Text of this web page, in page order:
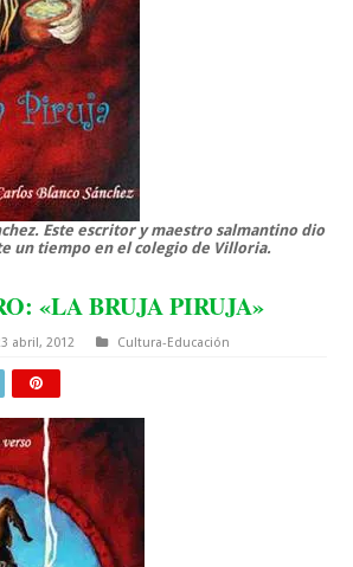
Este escritor y maestro salmantino dio
un tiempo en el colegio de Villoria.
«LA BRUJA PIRUJA»
abril, 2012 Cultura-Educación